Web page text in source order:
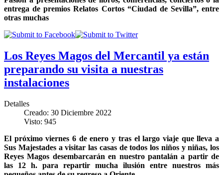
entrega de premios Relatos Cortos “Ciudad de Sevilla”, entre
otras muchas
Los Reyes Magos del Mercantil ya están
preparando su visita a nuestras
instalaciones
Detalles
Creado: 30 Diciembre 2022
Visto: 945
El próximo viernes 6 de enero y tras el largo viaje que lleva a
Sus Majestades a visitar las casas de todos los niños y niñas, los
Reyes Magos desembarcarán en nuestro pantalán a partir de
las 12 h. para repartir mucha ilusión entre nuestros más